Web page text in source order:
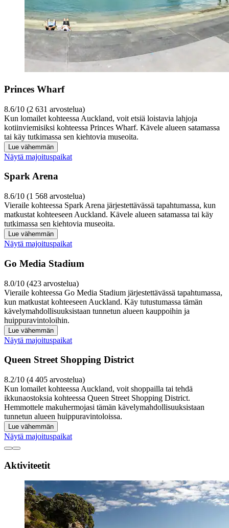
Princes Wharf
8.6/10 (2 631 arvostelua)
Kun lomailet kohteessa Auckland, voit etsiä loistavia lahjoja
kotiinviemisiksi kohteessa Princes Wharf. Kävele alueen satamassa
tai käy tutkimassa sen kiehtovia museoita.
Lue vähemmän
Näytä majoituspaikat
Spark Arena
8.6/10 (1 568 arvostelua)
Vieraile kohteessa Spark Arena järjestettävässä tapahtumassa, kun
matkustat kohteeseen Auckland. Kävele alueen satamassa tai käy
tutkimassa sen kiehtovia museoita.
Lue vähemmän
Näytä majoituspaikat
Go Media Stadium
8.0/10 (423 arvostelua)
Vieraile kohteessa Go Media Stadium järjestettävässä tapahtumassa,
kun matkustat kohteeseen Auckland. Käy tutustumassa tämän
kävelymahdollisuuksistaan tunnetun alueen kauppoihin ja
huippuravintoloihin.
Lue vähemmän
Näytä majoituspaikat
Queen Street Shopping District
8.2/10 (4 405 arvostelua)
Kun lomailet kohteessa Auckland, voit shoppailla tai tehdä
ikkunaostoksia kohteessa Queen Street Shopping District.
Hemmottele makuhermojasi tämän kävelymahdollisuuksistaan
tunnetun alueen huippuravintoloissa.
Lue vähemmän
Näytä majoituspaikat
Aktiviteetit